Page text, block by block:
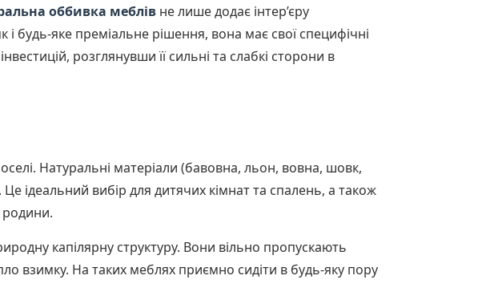
оббивка меблів не лише додає інтер’єру
будь-яке преміальне рішення, вона має свої специфічні
розглянувши її сильні та слабкі сторони в
Натуральні матеріали (бавовна, льон, вовна, шовк,
Це ідеальний вибір для дитячих кімнат та спалень, а також
родини.
капілярну структуру. Вони вільно пропускають
взимку. На таких меблях приємно сидіти в будь-яку пору